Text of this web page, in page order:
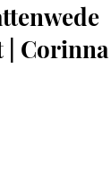
| Corinna